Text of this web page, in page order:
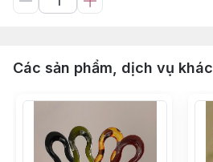
Các sản phẩm, dịch vụ khác